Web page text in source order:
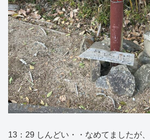
13：29 しんどい・・なめてましたが